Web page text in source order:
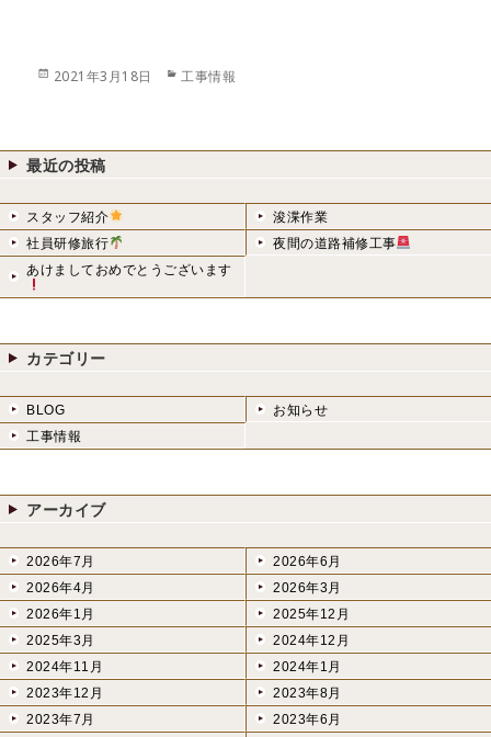
投
2021年3月18日
カ
ー
工事情報
最近の投稿
スタッフ紹介
浚渫作業
社員研修旅行
夜間の道路補修工事
あけましておめでとうございます
カテゴリー
BLOG
お知らせ
工事情報
アーカイブ
2026年7月
2026年6月
2026年4月
2026年3月
2026年1月
2025年12月
2025年3月
2024年12月
2024年11月
2024年1月
2023年12月
2023年8月
2023年7月
2023年6月